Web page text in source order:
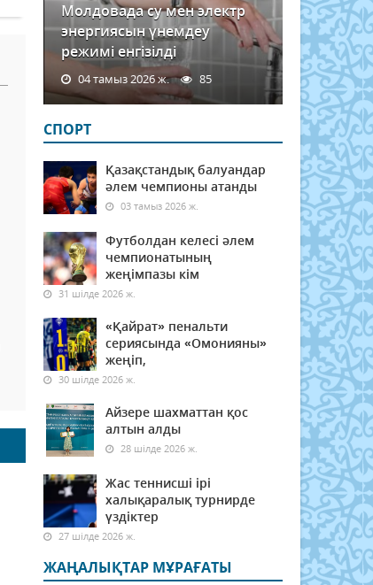
Молдовада су мен электр
энергиясын үнемдеу
режимі енгізілді
04 тамыз 2026 ж. 85
СПОРТ
Қазақстандық балуандар
әлем чемпионы атанды
03 тамыз 2026 ж.
Футболдан келесі әлем
чемпионатының
жеңімпазы кім
31 шілде 2026 ж.
«Қайрат» пенальти
сериясында «Омонияны»
жеңіп,
30 шілде 2026 ж.
Айзере шахматтан қос
алтын алды
28 шілде 2026 ж.
Жас теннисші ірі
халықаралық турнирде
үздіктер
27 шілде 2026 ж.
ЖАҢАЛЫҚТАР МҰРАҒАТЫ